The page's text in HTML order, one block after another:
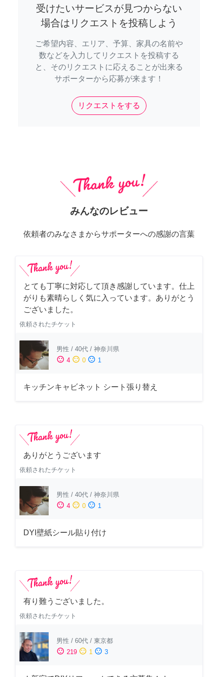
受けたいサービスが見つからない
場合はリクエストを投稿しよう
ご希望内容、エリア、予算、家具の名前や
数などを入力してリクエストを投稿する
と、そのリクエストに応えることが出来る
サポーターから応募が来ます！
リクエストをする
みんなのレビュー
依頼者のみなさまからサポーターへの感謝の言葉
とても丁寧に対応して頂き感謝しています。仕上
がりも素晴らしく気に入っています。ありがとう
ございました。
依頼されたチケット
男性 / 40代 / 神奈川県
sentiment_satisfied 4 sentiment_neutral 0 sentiment_dissatisfied 1
キッチンキャビネット シート張り替え
ありがとうございます
依頼されたチケット
男性 / 40代 / 神奈川県
sentiment_satisfied 4 sentiment_neutral 0 sentiment_dissatisfied 1
DYI壁紙シール貼り付け
有り難うございました。
依頼されたチケット
男性 / 60代 / 東京都
sentiment_satisfied 219 sentiment_neutral 1 sentiment_dissatisfied 3